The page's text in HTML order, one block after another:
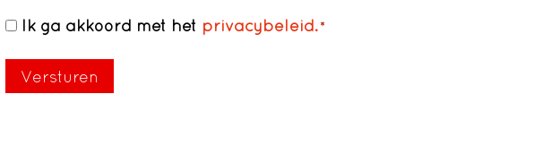
Toestemming *
Ik ga akkoord met het privacybeleid. *
Versturen